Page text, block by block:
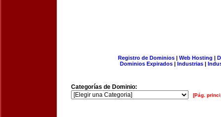
Registro de Dominios| Web Hosting |
Dominios Expirados | Industrias |
Categorías de Dominio:
[Pág.